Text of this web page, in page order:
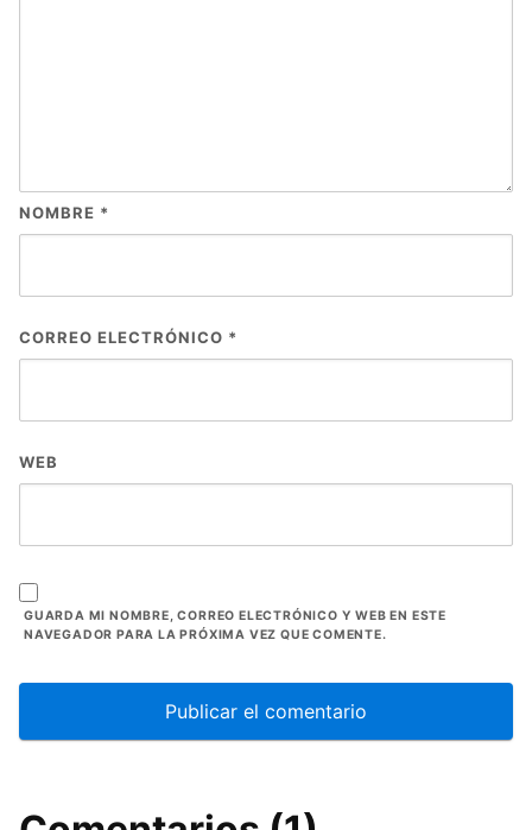
NOMBRE *
CORREO ELECTRÓNICO *
WEB
GUARDA MI NOMBRE, CORREO ELECTRÓNICO Y WEB EN ESTE
NAVEGADOR PARA LA PRÓXIMA VEZ QUE COMENTE.